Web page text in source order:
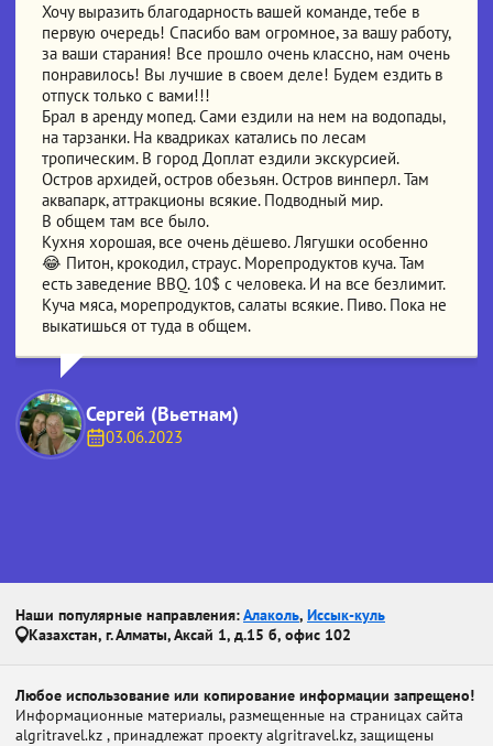
Сергей (Вьетнам)
03.06.2023
Хочу выразить благодарность вашей команде, тебе в
первую очередь! Спасибо вам огромное, за вашу работу,
за ваши старания! Все прошло очень классно, нам очень
понравилось! Вы лучшие в своем деле! Будем ездить в
отпуск только с вами!!!
Брал в аренду мопед. Сами ездили на нем на водопады,
на тарзанки. На квадриках катались по лесам
тропическим. В город Доплат ездили экскурсией.
Остров архидей, остров обезьян. Остров винперл. Там
аквапарк, аттракционы всякие. Подводный мир.
В общем там все было.
Кухня хорошая, все очень дёшево. Лягушки особенно
😂 Питон, крокодил, страус. Морепродуктов куча. Там
есть заведение BBQ. 10$ с человека. И на все безлимит.
Куча мяса, морепродуктов, салаты всякие. Пиво. Пока не
выкатишься от туда в общем.
Наши популярные направления:Алаколь, Иссык-куль
Казахстан, г. Алматы, Аксай 1, д.15 б, офис 102
Любое использование или копирование информации запрещено!
Информационные материалы, размещенные на страницах сайта
algritravel.kz , принадлежат проекту algritravel.kz, защищены